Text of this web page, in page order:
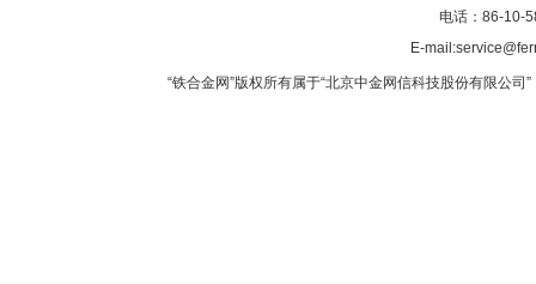
电话：86-10-
E-
“铁合金网”版权所有属于“北京中金网信科技股份有限公司